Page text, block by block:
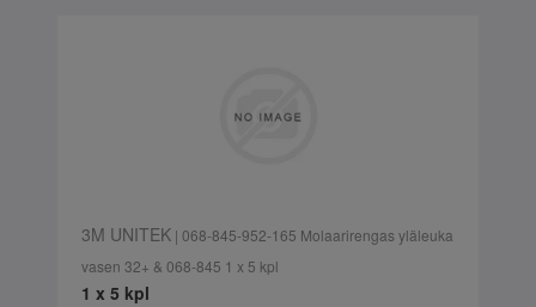
3M UNITEK| 068-845-952-165 Molaarirengas yläleuka
vasen 32+ & 068-845 1 x 5 kpl
1 x 5 kpl